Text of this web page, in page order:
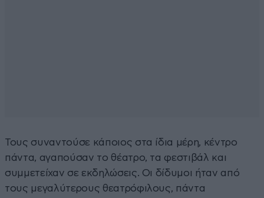
Τους συναντούσε κάποιος στα ίδια μέρη, κέντρο
πάντα, αγαπούσαν το θέατρο, τα φεστιβάλ και
συμμετείχαν σε εκδηλώσεις. Οι δίδυμοι ήταν από
τους μεγαλύτερους θεατρόφιλους, πάντα